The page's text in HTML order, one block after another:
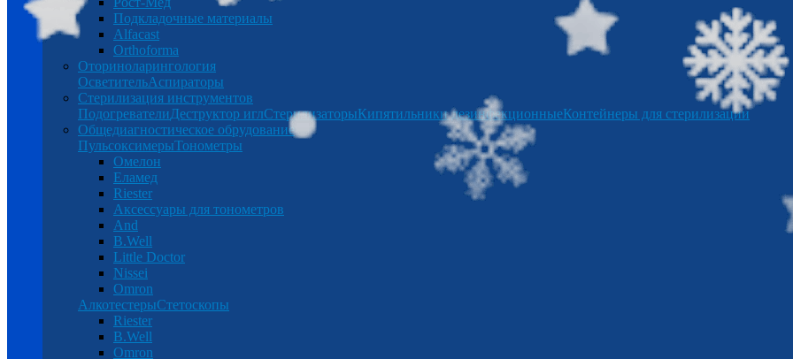
Подкладочные материалы
Alfacast
Orthoforma
Оториноларингология
ОсветительАспираторы
Стерилизация инструментов
ПодогревателиДеструктор иглСтерилизаторыКипятильники дезинфекционныеКонтейнеры для стерилизации
Общедиагностическое обрудование
ПульсоксимерыТонометры
Омелон
Еламед
Riester
Аксессуары для тонометров
And
B.Well
Little Doctor
Nissei
Omron
АлкотестерыСтетоскопы
Riester
B.Well
Omron